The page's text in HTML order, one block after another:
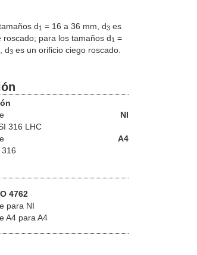
d1 = 16 a 36 mm, d3es
roscado; para los tamaños d1 =
d3es un orificio ciego roscado.
NI
316 LHC
A4
316
4762
para NI
A4 para A4